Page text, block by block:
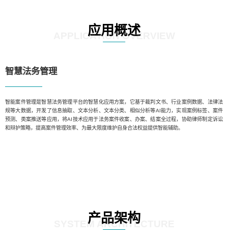
应用概述
APPLICATION OVERVIEW
智慧法务管理
智能案件管理是智慧法务管理平台的智慧化应用方案，它基于裁判文书、行业案例数据、法律法
规等大数据，开发了信息抽取、文本分析、文本分类、相似分析等AI能力，实现案例标签、案件
预测、类案推送等应用，将AI技术应用于法务案件收案、办案、结案全过程，协助律师制定诉讼
和辩护策略，提高案件管理效率、为最大限度维护自身合法权益提供智能辅助。
产品架构
SYSTEM ARCHITECTURE